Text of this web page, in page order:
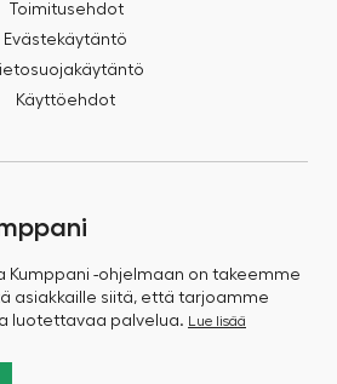
Toimitusehdot
Evästekäytäntö
Käyttöehdot
Kumppani -ohjelmaan on takeemme
asiakkaille siitä, että tarjoamme
luotettavaa palvelua. Lue lisää